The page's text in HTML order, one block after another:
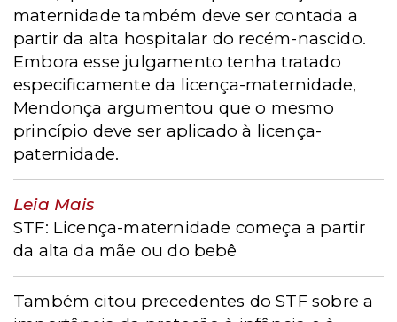
maternidade também deve ser contada a
partir da alta hospitalar do recém-nascido.
Embora esse julgamento tenha tratado
especificamente da licença-maternidade,
Mendonça argumentou que o mesmo
princípio deve ser aplicado à licença-
paternidade.
Leia Mais
STF: Licença-maternidade começa a partir
da alta da mãe ou do bebê
Também citou precedentes do STF sobre a